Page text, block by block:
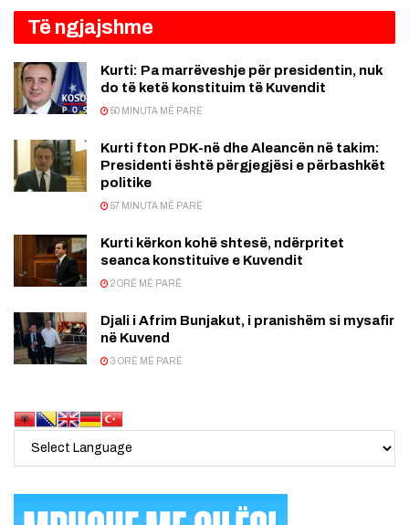
Të ngjajshme
Kurti: Pa marrëveshje për presidentin, nuk
do të ketë konstituim të Kuvendit
50 MINUTA MË PARË
Kurti fton PDK-në dhe Aleancën në takim:
Presidenti është përgjegjësi e përbashkët
politike
57 MINUTA MË PARË
Kurti kërkon kohë shtesë, ndërpritet
seanca konstituive e Kuvendit
2 ORË MË PARË
Djali i Afrim Bunjakut, i pranishëm si mysafir
në Kuvend
3 ORË MË PARË